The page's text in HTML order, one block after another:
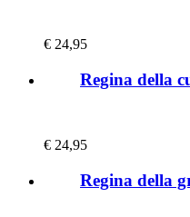
€ 24,95
Regina della
€ 24,95
Regina della